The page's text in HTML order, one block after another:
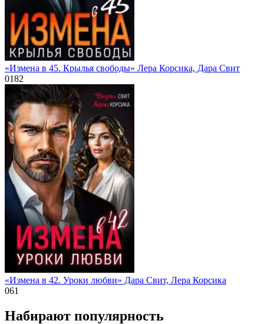
«Измена в 45. Крылья свободы» Лера Корсика, Дара Свит
0182
«Измена в 42. Уроки любви» Дара Свит, Лера Корсика
061
Набирают популярность